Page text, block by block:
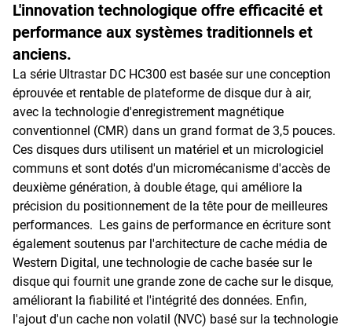
L'innovation technologique offre efficacité et
performance aux systèmes traditionnels et
anciens.
La série Ultrastar DC HC300 est basée sur une conception
éprouvée et rentable de plateforme de disque dur à air,
avec la technologie d'enregistrement magnétique
conventionnel (CMR) dans un grand format de 3,5 pouces.
Ces disques durs utilisent un matériel et un micrologiciel
communs et sont dotés d'un micromécanisme d'accès de
deuxième génération, à double étage, qui améliore la
précision du positionnement de la tête pour de meilleures
performances. Les gains de performance en écriture sont
également soutenus par l'architecture de cache média de
Western Digital, une technologie de cache basée sur le
disque qui fournit une grande zone de cache sur le disque,
améliorant la fiabilité et l'intégrité des données. Enfin,
l'ajout d'un cache non volatil (NVC) basé sur la technologie